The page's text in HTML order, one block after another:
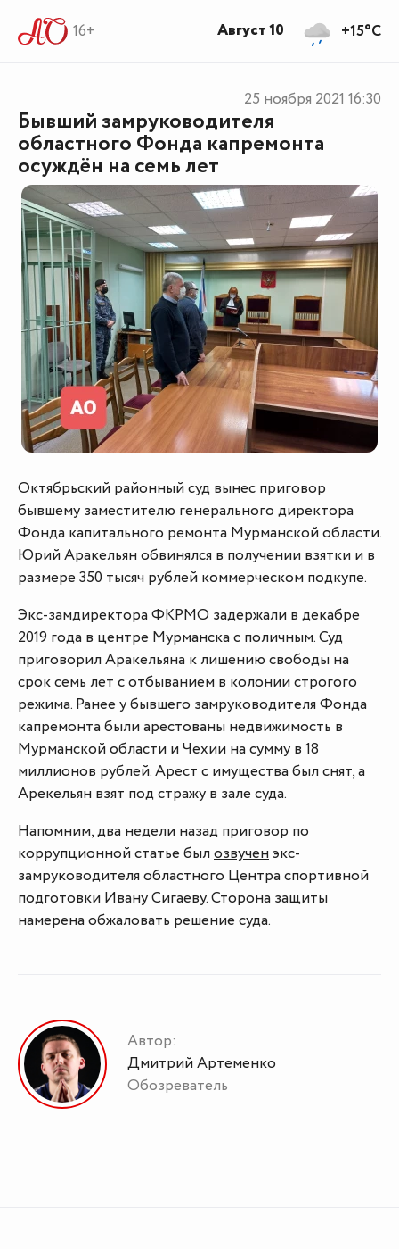
16+
Бывший замруководителя
областного Фонда капремонта
осуждён на семь лет
25 ноября 2021 16:30
Октябрьский районный суд вынес приговор
бывшему заместителю генерального директора
Фонда капитального ремонта Мурманской области.
Юрий Аракельян обвинялся в получении взятки и в
размере 350 тысяч рублей коммерческом подкупе.
Экс-замдиректора ФКРМО задержали в декабре
2019 года в центре Мурманска с поличным. Суд
приговорил Аракельяна к лишению свободы на
срок семь лет с отбыванием в колонии строгого
режима. Ранее у бывшего замруководителя Фонда
капремонта были арестованы недвижимость в
Мурманской области и Чехии на сумму в 18
миллионов рублей. Арест с имущества был снят, а
Арекельян взят под стражу в зале суда.
Напомним, два недели назад приговор по
коррупционной статье былозвученэкс-
замруководителя областного Центра спортивной
подготовки Ивану Сигаеву. Сторона защиты
намерена обжаловать решение суда.
Автор:
Дмитрий Артеменко
Обозреватель
+15°C
Август 10